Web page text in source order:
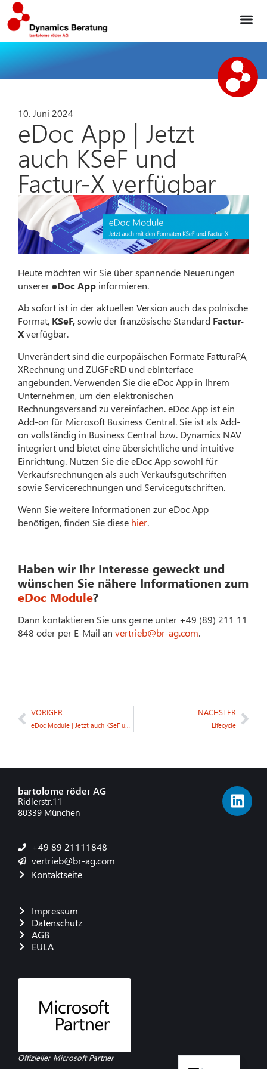
10. Juni 2024
eDoc App | Jetzt
auch KSeF und
Factur-X verfügbar
Heute möchten wir Sie über spannende Neuerungen
unserereDoc App informieren.
Ab sofort ist in der aktuellen Version auch das polnische
Format, KSeF,sowie der französische Standard Factur-
Xverfügbar.
Unverändert sind die eurpopäischen Formate FatturaPA,
XRechnung und ZUGFeRD und ebInterface
angebunden. Verwenden Sie die eDoc App in Ihrem
Unternehmen, um den elektronischen
Rechnungsversand zu vereinfachen. eDoc App ist ein
Add-on für Microsoft Business Central. Sie ist als Add-
on vollständig in Business Central bzw. Dynamics NAV
integriert und bietet eine übersichtliche und intuitive
Einrichtung. Nutzen Sie die eDoc App sowohl für
Verkaufsrechnungen als auch Verkaufsgutschriften
sowie Servicerechnungen und Servicegutschriften.
Wenn Sie weitere Informationen zur eDoc App
benötigen, finden Sie diese hier.
Haben wir Ihr Interesse geweckt und
wünschen Sie nähere Informationen zum
eDoc Module?
Dann kontaktieren Sie uns gerne unter +49 (89) 211 11
848 oder per E-Mail anvertrieb@br-ag.com.
VORIGER
eDoc Module | Jetzt auch KSeF und Factur-X verfügbar
NÄCHSTER
Lifecycle
bartolome röder AG
Ridlerstr.11
80339 München
+49 89 21111848
vertrieb@br-ag.com
Kontaktseite
Impressum
Datenschutz
AGB
EULA
Offizieller Microsoft Partner